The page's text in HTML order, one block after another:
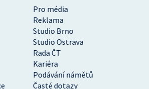
Pro média
Reklama
Studio Brno
Studio Ostrava
Rada ČT
Kariéra
Podávání námětů
Časté dotazy